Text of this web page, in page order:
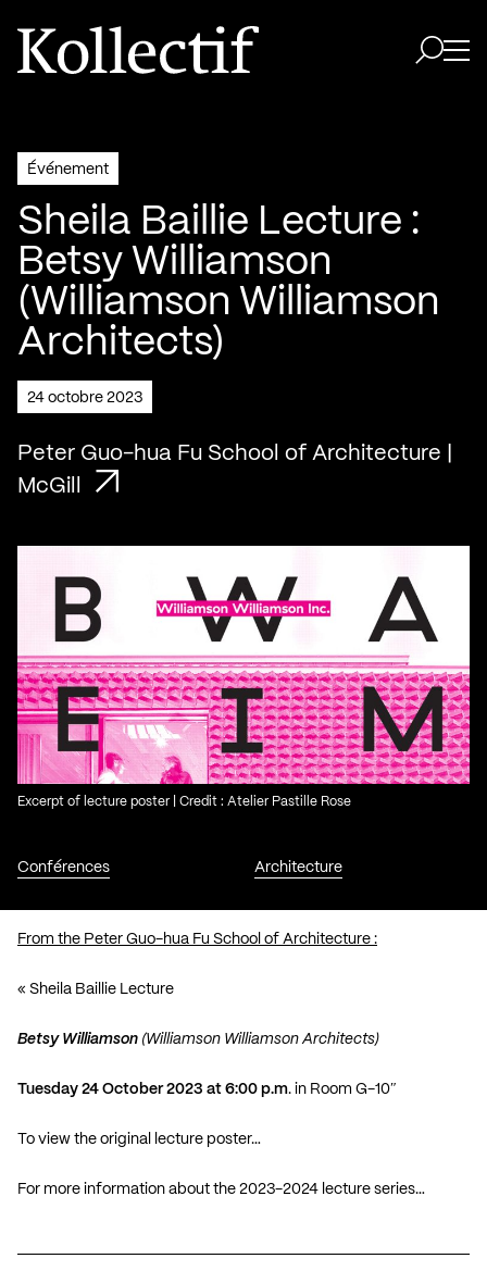
Aller à la page d'accueil
Logo Kollectif
Événement
Sheila Baillie Lecture :
Betsy Williamson
(Williamson Williamson
Architects)
24 octobre 2023
Peter Guo-hua Fu School of Architecture |
McGill
Conférences Architecture
Excerpt of lecture poster | Credit : Atelier Pastille Rose
From the Peter Guo-hua Fu School of Architecture :
« Sheila Baillie Lecture
Betsy Williamson (Williamson Williamson Architects)
Tuesday 24 October 2023 at 6:00 p.m. in Room G-10″
To view the original lecture poster…
For more information about the 2023-2024 lecture series…